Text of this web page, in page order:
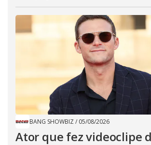
BANG SHOWBIZ / 05/08/2026
Ator que fez videoclipe